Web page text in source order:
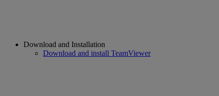
Download and Installation
Download and install TeamViewer